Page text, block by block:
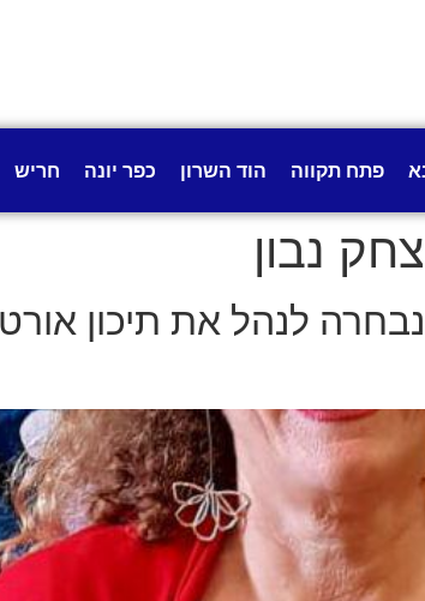
פתח תקווה הוד השרון כפר יונה חריש
נבון
לנהל את תיכון אורט